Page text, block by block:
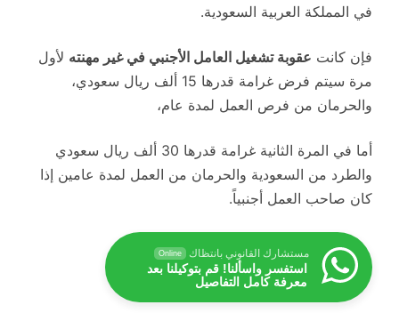
في المملكة العربية السعودية.
فإن كانت عقوبة تشغيل العامل الأجنبي في غير مهنته لأول
مرة سيتم فرض غرامة قدرها 15 ألف ريال سعودي،
والحرمان من فرص العمل لمدة عام،
أما في المرة الثانية غرامة قدرها 30 ألف ريال سعودي
والطرد من السعودية والحرمان من العمل لمدة عامين إذا
كان صاحب العمل أجنبياً.
مستشارك القانوني بانتظاك Online
استفسر واسألنا! قم بتوكيلنا بعد
معرفة كامل التفاصيل